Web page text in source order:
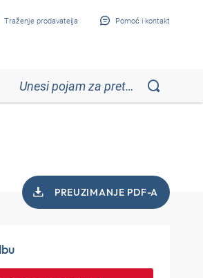
Traženje prodavatelja Pomoć i kontakt
PREUZIMANJE PDF-A